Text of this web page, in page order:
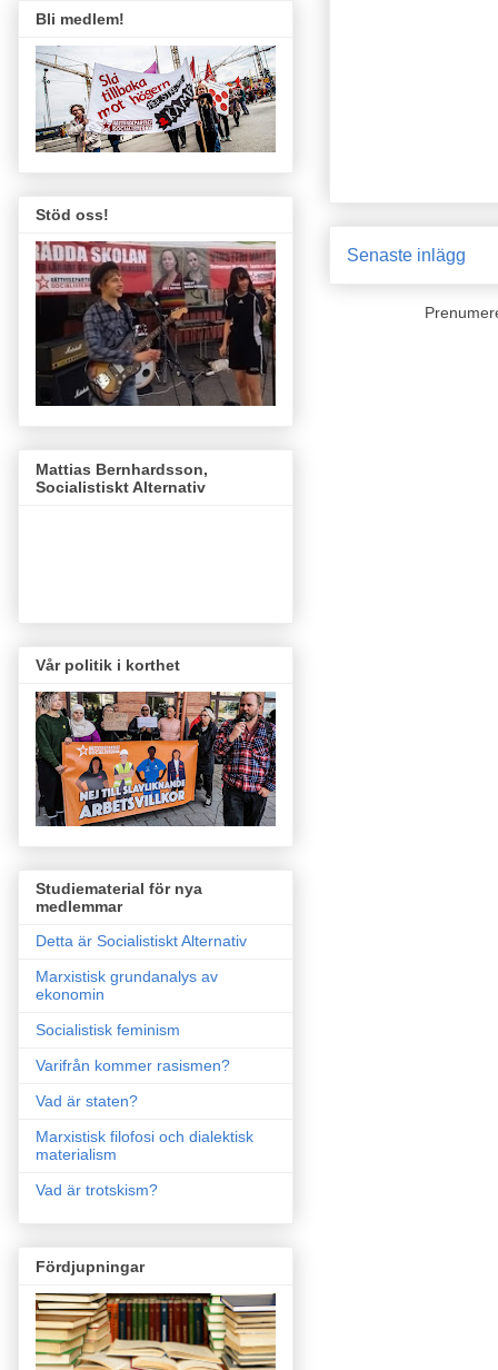
Senaste inlägg
Bli medlem!
Stöd oss!
Mattias Bernhardsson,
Socialistiskt Alternativ
Vår politik i korthet
Studiematerial för nya
medlemmar
Detta är Socialistiskt Alternativ
Marxistisk grundanalys av
ekonomin
Socialistisk feminism
Varifrån kommer rasismen?
Vad är staten?
Marxistisk filofosi och dialektisk
materialism
Vad är trotskism?
Fördjupningar